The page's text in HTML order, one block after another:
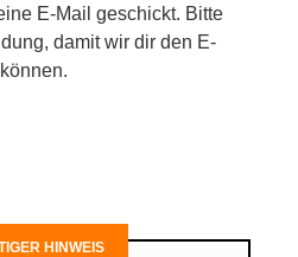
E-Mail geschickt. Bitte
damit wir dir den E-
HINWEIS